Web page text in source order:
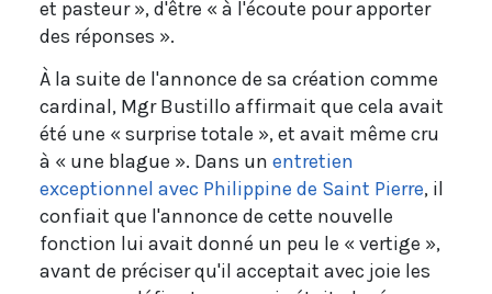
et pasteur », d'être « à l'écoute pour apporter
des réponses ».
À la suite de l'annonce de sa création comme
cardinal, Mgr Bustillo affirmait que cela avait
été une « surprise totale », et avait même cru
à « une blague ». Dans un entretien
exceptionnel avec Philippine de Saint Pierre, il
confiait que l'annonce de cette nouvelle
fonction lui avait donné un peu le « vertige »,
avant de préciser qu'il acceptait avec joie les